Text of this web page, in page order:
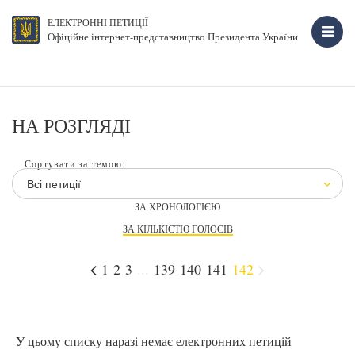
ЕЛЕКТРОННІ ПЕТИЦІЇ
Офіційне інтернет-представництво Президента України
НА РОЗГЛЯДІ
Сортувати за темою:
Всі петиції
ЗА ХРОНОЛОГІЄЮ
ЗА КІЛЬКІСТЮ ГОЛОСІВ
1 2 3 139 140 141 142
У цьому списку наразі немає електронних петицій